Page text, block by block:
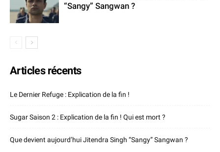
“Sangy” Sangwan ?
Articles récents
Le Dernier Refuge : Explication de la fin !
Sugar Saison 2 : Explication de la fin ! Qui est mort ?
Que devient aujourd’hui Jitendra Singh “Sangy” Sangwan ?